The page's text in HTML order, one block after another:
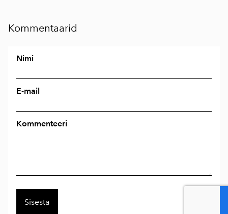
Kommentaarid
Nimi
E-mail
Kommenteeri